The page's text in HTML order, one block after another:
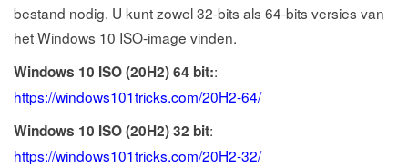
bestand nodig. U kunt zowel 32-bits als 64-bits versies van
het Windows 10 ISO-image vinden.
Windows 10 ISO (20H2) 64 bit::
https://windows101tricks.com/20H2-64/
Windows 10 ISO (20H2) 32 bit:
https://windows101tricks.com/20H2-32/